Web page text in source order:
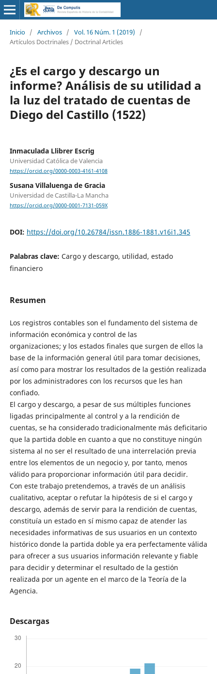
Inicio / Archivos / Vol. 16 Núm. 1 (2019)
/
Artículos Doctrinales / Doctrinal Articles
¿Es el cargo y descargo un
informe? Análisis de su utilidad a
la luz del tratado de cuentas de
Diego del Castillo (1522)
Inmaculada Llibrer Escrig
Universidad Católica de Valencia
https://orcid.org/0000-0003-4161-4108
Susana Villaluenga de Gracia
Universidad de Castilla-La Mancha
https://orcid.org/0000-0001-7131-059X
DOI: https://doi.org/10.26784/issn.1886-1881.v16i1.345
Palabras clave: Cargo y descargo, utilidad, estado
financiero
Resumen
Los registros contables son el fundamento del sistema de
información económica y control de las
organizaciones; y los estados finales que surgen de ellos la
base de la información general útil para tomar decisiones,
así como para mostrar los resultados de la gestión realizada
por los administradores con los recursos que les han
confiado.
El cargo y descargo, a pesar de sus múltiples funciones
ligadas principalmente al control y a la rendición de
cuentas, se ha considerado tradicionalmente más deficitario
que la partida doble en cuanto a que no constituye ningún
sistema al no ser el resultado de una interrelación previa
entre los elementos de un negocio y, por tanto, menos
válido para proporcionar información útil para decidir.
Con este trabajo pretendemos, a través de un análisis
cualitativo, aceptar o refutar la hipótesis de si el cargo y
descargo, además de servir para la rendición de cuentas,
constituía un estado en sí mismo capaz de atender las
necesidades informativas de sus usuarios en un contexto
histórico donde la partida doble ya era perfectamente válida
para ofrecer a sus usuarios información relevante y fiable
para decidir y determinar el resultado de la gestión
realizada por un agente en el marco de la Teoría de la
Agencia.
Descargas